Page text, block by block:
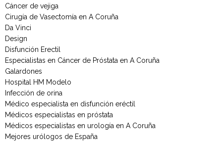
Cáncer de vejiga
Cirugía de Vasectomía en A Coruña
Da Vinci
Design
Disfunción Erectil
Especialistas en Cáncer de Próstata en A Coruña
Galardones
Hospital HM Modelo
Infección de orina
Médico especialista en disfunción eréctil
Médicos especialistas en próstata
Médicos especialistas en urología en A Coruña
Mejores urólogos de España